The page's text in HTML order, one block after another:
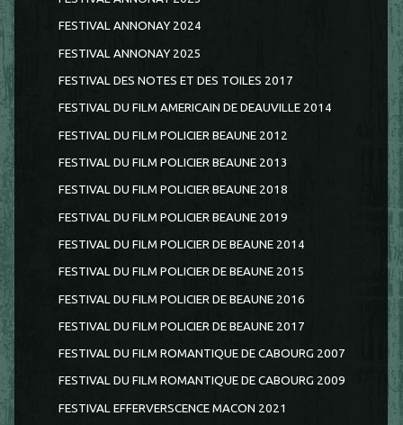
FESTIVAL ANNONAY 2024
FESTIVAL ANNONAY 2025
FESTIVAL DES NOTES ET DES TOILES 2017
FESTIVAL DU FILM AMERICAIN DE DEAUVILLE 2014
FESTIVAL DU FILM POLICIER BEAUNE 2012
FESTIVAL DU FILM POLICIER BEAUNE 2013
FESTIVAL DU FILM POLICIER BEAUNE 2018
FESTIVAL DU FILM POLICIER BEAUNE 2019
FESTIVAL DU FILM POLICIER DE BEAUNE 2014
FESTIVAL DU FILM POLICIER DE BEAUNE 2015
FESTIVAL DU FILM POLICIER DE BEAUNE 2016
FESTIVAL DU FILM POLICIER DE BEAUNE 2017
FESTIVAL DU FILM ROMANTIQUE DE CABOURG 2007
FESTIVAL DU FILM ROMANTIQUE DE CABOURG 2009
FESTIVAL EFFERVERSCENCE MACON 2021